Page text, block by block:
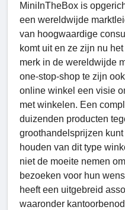
MiniInTheBox is
een wereldwijde
van hoogwaardige
komt uit en ze zijn nu
merk in de wereldwijde
one-stop-shop te zijn
online winkel een visie
met winkelen. Een
duizenden producten
groothandelsprijzen
houden van dit type
niet de moeite nemen
bezoeken voor hun
heeft een uitgebreid
waaronder